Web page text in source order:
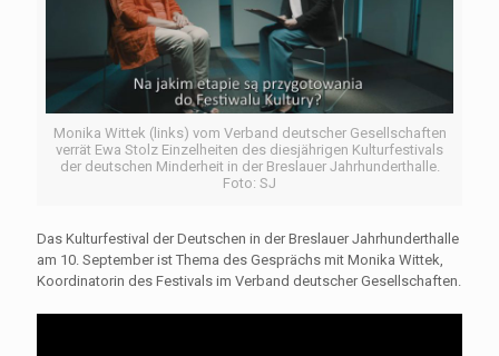
Monika Wittek (links) vom Verband deutscher Gesellschaften
verrät Ewa Stolz Einzelheiten des diesjährigen Kulturfestivals
der deutschen Minderheit in der Breslauer Jahrhunderthalle.
Foto: SJ
Das Kulturfestival der Deutschen in der Breslauer Jahrhunderthalle
am 10. September ist Thema des Gesprächs mit Monika Wittek,
Koordinatorin des Festivals im Verband deutscher Gesellschaften.